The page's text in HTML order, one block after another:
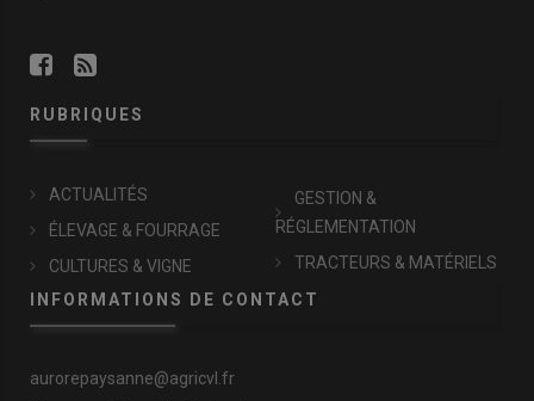
RUBRIQUES
ACTUALITÉS
ÉLEVAGE & FOURRAGE
CULTURES & VIGNE
GESTION &
RÉGLEMENTATION
TRACTEURS & MATÉRIELS
INFORMATIONS DE CONTACT
aurorepaysanne@agricvl.fr